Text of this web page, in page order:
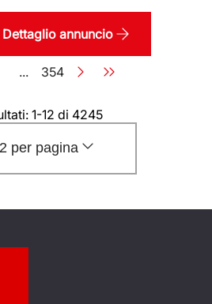
Dettaglio annuncio
... Pagina
354
1-12 di 4245
per pagina